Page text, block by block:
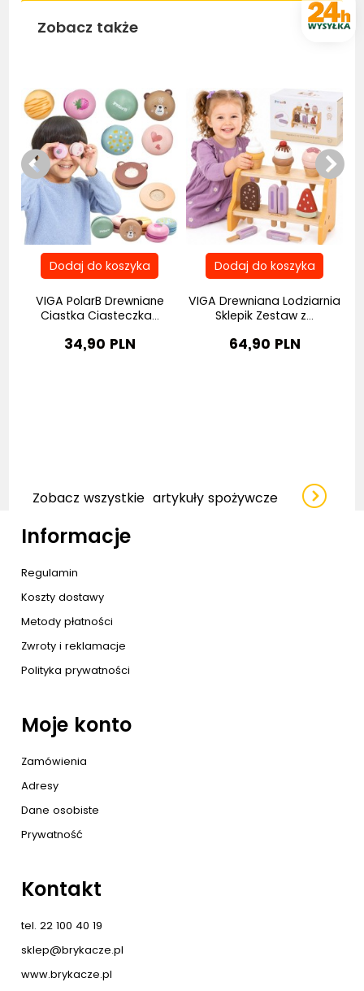
Zobacz także
VIGA PolarB Drewniane
Ciastka Ciasteczka...
34,90 PLN
VIGA Drewniana Lodziarnia
Sklepik Zestaw z...
64,90 PLN
Zobacz wszystkie artykuły spożywcze
Informacje
Regulamin
Koszty dostawy
Metody płatności
Zwroty i reklamacje
Polityka prywatności
Moje konto
Zamówienia
Adresy
Dane osobiste
Prywatność
Kontakt
tel. 22 100 40 19
sklep@brykacze.pl
www.brykacze.pl